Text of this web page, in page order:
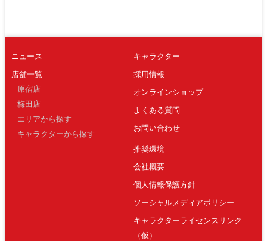
ニュース
店舗一覧
原宿店
梅田店
エリアから探す
キャラクターから探す
キャラクター
採用情報
オンラインショップ
よくある質問
お問い合わせ
推奨環境
会社概要
個人情報保護方針
ソーシャルメディアポリシー
キャラクターライセンスリンク
（仮）